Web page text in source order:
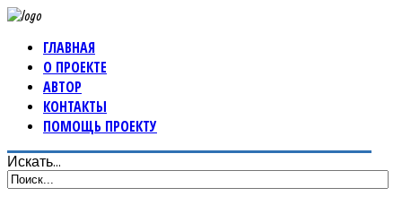
ГЛАВНАЯ
О ПРОЕКТЕ
АВТОР
КОНТАКТЫ
ПОМОЩЬ ПРОЕКТУ
Искать...